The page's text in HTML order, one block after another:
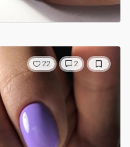
22 2